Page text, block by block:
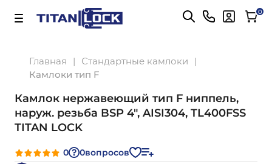
Важно! Для оплаты заказов Подробнее 0
Главная
Стандартные камлоки
Камлоки тип F
Камлок нержавеющий тип F ниппель,
наруж. резьба BSP 4", AISI304, TL400FSS
TITAN LOCK
0 0вопросов